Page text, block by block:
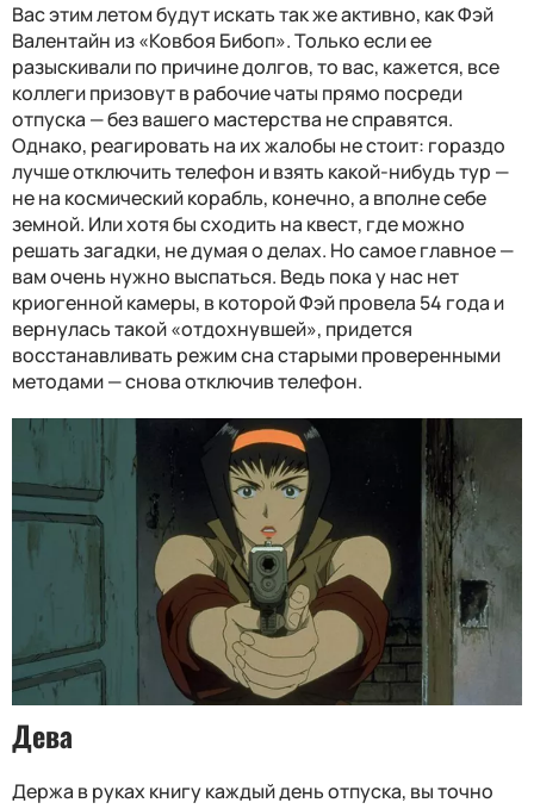
Вас этим летом будут искать так же активно, как Фэй
Валентайн из «Ковбоя Бибоп». Только если ее
разыскивали по причине долгов, то вас, кажется, все
коллеги призовут в рабочие чаты прямо посреди
отпуска — без вашего мастерства не справятся.
Однако, реагировать на их жалобы не стоит: гораздо
лучше отключить телефон и взять какой-нибудь тур —
не на космический корабль, конечно, а вполне себе
земной. Или хотя бы сходить на квест, где можно
решать загадки, не думая о делах. Но самое главное —
вам очень нужно выспаться. Ведь пока у нас нет
криогенной камеры, в которой Фэй провела 54 года и
вернулась такой «отдохнувшей», придется
восстанавливать режим сна старыми проверенными
методами — снова отключив телефон.
Дева
Держа в руках книгу каждый день отпуска, вы точно